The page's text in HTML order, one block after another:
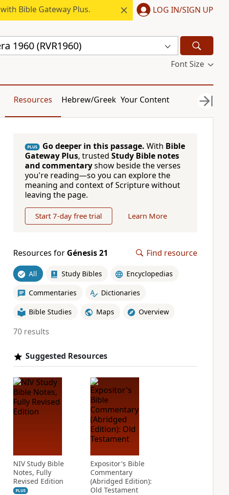
with Bible Gateway Plus. LOG IN/SIGN UP
1960 (RVR1960)
Font Size
Resources Hebrew/Greek Your Content
PLUS Go deeper in this passage. With Bible
Gateway Plus, trusted Study Bible notes
and commentaryshow beside the verses
you're reading—so you can explore the
meaning and context of Scripture without
leaving the page.
Start 7-day free trial Learn More
Resources for Génesis 21 Find resource
All Study Bibles Encyclopedias
Commentaries Dictionaries
Bible Studies Maps Overview
70 results
Suggested Resources
NIV Study Bible
Notes, Fully
Revised Edition
PLUS
Expositor's Bible
Commentary
(Abridged Edition):
Old Testament